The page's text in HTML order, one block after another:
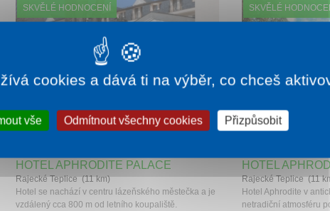
SKVĚLÉ HODNOCENÍ
HOTEL APHRODITE PALACE
Rajecké Teplice (11 km)
Hotel se nachází v centru lázeňského městečka a je
vzdálený cca 800 m od letního koupaliště.
SKVĚLÉ
HOTEL
Rajecké Teplice (11
Hotel Aphrodite v
netradiční atmosféru
cookies a dává ti na výběr, co chceš
vše Odmítnout všechny cookies Přizpůsobit